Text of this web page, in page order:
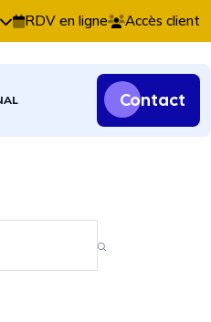
RDV en ligne Accès client
Contact